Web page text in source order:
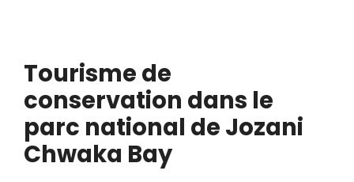
Tourisme de
conservation dans le
parc national de Jozani
Chwaka Bay